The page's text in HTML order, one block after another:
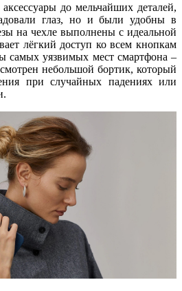
до мельчайших деталей,
глаз, но и были удобны в
на чехле выполнены с идеальной
лёгкий доступ ко всем кнопкам
самых уязвимых мест смартфона –
небольшой бортик, который
при случайных падениях или